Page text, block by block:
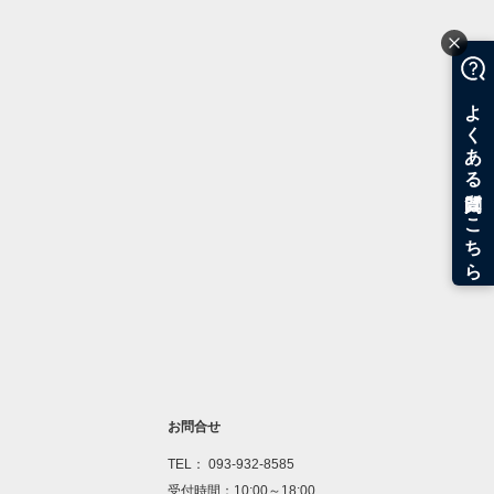
お問合せ
TEL： 093-932-8585
受付時間：10:00～18:00